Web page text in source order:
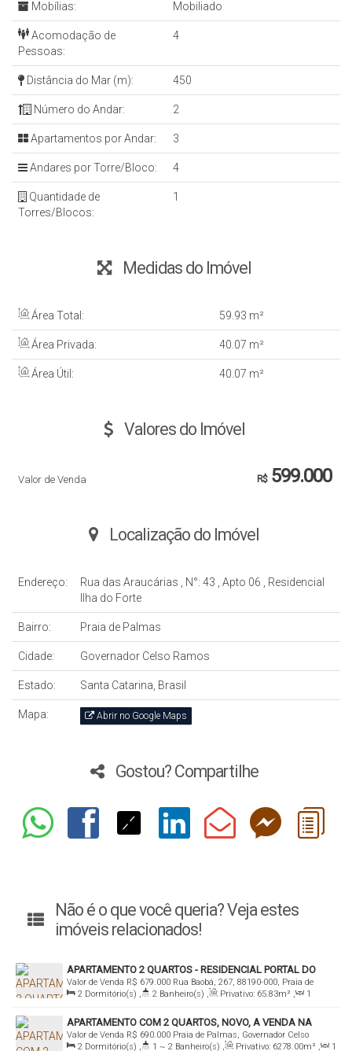
Mobílias: Mobiliado
Acomodação de
Pessoas:
4
Distância do Mar (m): 450
Número do Andar: 2
Apartamentos por Andar: 3
Andares por Torre/Bloco: 4
Quantidade de
Torres/Blocos:
1
Medidas do Imóvel
Área Total: 59.93 m²
Área Privada: 40.07 m²
Área Útil: 40.07 m²
Valores do Imóvel
R$599.000
Valor de Venda
Localização do Imóvel
Endereço: Rua das Araucárias , N°: 43 , Apto 06 , Residencial
Ilha do Forte
Bairro: Praia de Palmas
Cidade: Governador Celso Ramos
Estado: Santa Catarina, Brasil
Mapa: Abrir no Google Maps
Gostou? Compartilhe
Não é o que você queria? Veja estes
imóveis relacionados!
APARTAMENTO 2 QUARTOS - RESIDENCIAL PORTAL DO
SOL - PRAIA DE PALMAS
R$ 679.000
Valor de Venda
Rua Baobá, 267, 88190-000, Praia de
Palmas, Governador Celso Ramos, Santa Catarina, Brasil
2 Dormitório(s) , 2 Banheiro(s) , Privativo: 65.83m² ,
1
Sala(s) , 1 Suíte(s) , 1 Vaga(s) , 550mDistância do Mar
APARTAMENTO COM 2 QUARTOS, NOVO, A VENDA NA
PRAIA DE PALMAS
R$ 690.000
Valor de Venda
Praia de Palmas, Governador Celso
2 Dormitório(s) , 1 ~ 2 Banheiro(s) , Privativo: 6278.00m² ,
1